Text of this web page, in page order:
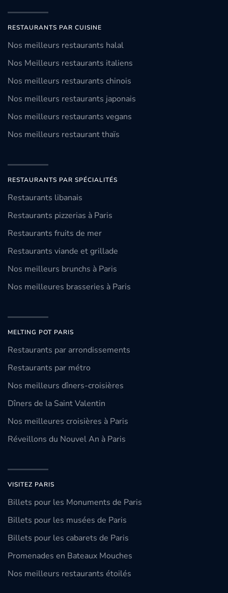
RESTAURANTS PAR CUISINE
Nos meilleurs restaurants halal
Nos Meilleurs restaurants italiens
Nos meilleurs restaurants chinois
Nos meilleurs restaurants japonais
Nos meilleurs restaurants vegans
Nos meilleurs restaurant thaïs
RESTAURANTS PAR SPÉCIALITÉS
Restaurants libanais
Restaurants pizzerias à Paris
Restaurants fruits de mer
Restaurants viande et grillade
Nos meilleurs brunchs à Paris
Nos meilleures brasseries à Paris
MELTING POT PARIS
Restaurants par arrondissements
Restaurants par métro
Nos meilleurs dîners-croisières
Dîners de la Saint Valentin
Nos meilleures croisières à Paris
Réveillons du Nouvel An à Paris
VISITEZ PARIS
Billets pour les Monuments de Paris
Billets pour les musées de Paris
Billets pour les cabarets de Paris
Promenades en Bateaux Mouches
Nos meilleurs restaurants étoilés